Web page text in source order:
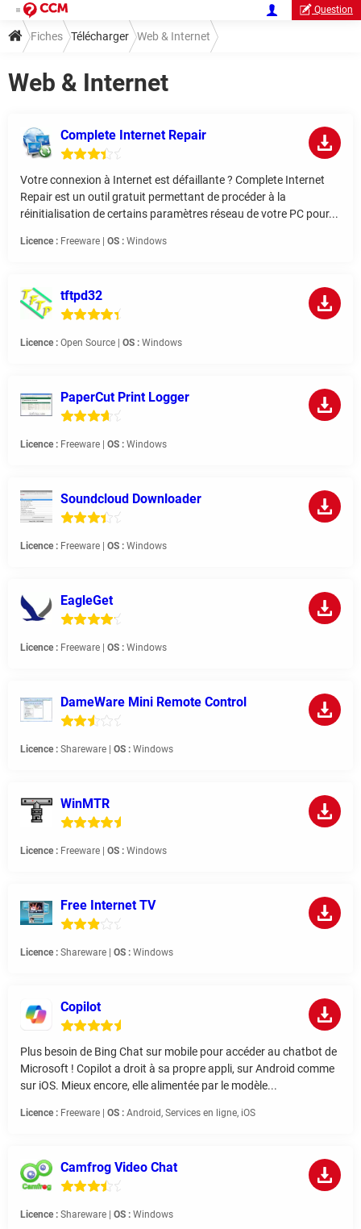
Question
Fiches Télécharger Web & Internet
Web & Internet
Complete Internet Repair
Votre connexion à Internet est défaillante ? Complete Internet
Repair est un outil gratuit permettant de procéder à la
réinitialisation de certains paramètres réseau de votre PC pour...
Licence : Freeware | OS : Windows
tftpd32
Licence : Open Source | OS : Windows
PaperCut Print Logger
Licence : Freeware | OS : Windows
Soundcloud Downloader
Licence : Freeware | OS : Windows
EagleGet
Licence : Freeware | OS : Windows
DameWare Mini Remote Control
Licence : Shareware | OS : Windows
WinMTR
Licence : Freeware | OS : Windows
Free Internet TV
Licence : Shareware | OS : Windows
Copilot
Plus besoin de Bing Chat sur mobile pour accéder au chatbot de
Microsoft ! Copilot a droit à sa propre appli, sur Android comme
sur iOS. Mieux encore, elle alimentée par le modèle...
Licence : Freeware | OS : Android, Services en ligne, iOS
Camfrog Video Chat
Licence : Shareware | OS : Windows